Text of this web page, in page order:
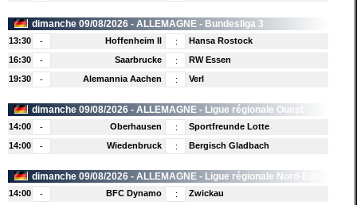
dimanche 09/08/2026 - ALLEMAGNE - Bundesliga 3
13:30 - Hoffenheim II :
Hansa Rostock
16:30
- Saarbrucke :
RW Essen
19:30
- Alemannia Aachen : Verl
dimanche 09/08/2026 - ALLEMAGNE - Ligue régionale Ouest
14:00 - Oberhausen :
Sportfreunde Lotte
14:00
- Wiedenbruck : Bergisch Gladbach
dimanche 09/08/2026 - ALLEMAGNE - Ligue régionale Nord-Est
14:00 - BFC Dynamo : Zwickau